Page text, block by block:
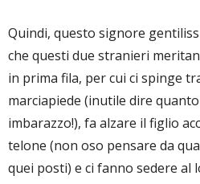
Quindi, questo signore
che questi due stranieri
in prima fila, per cui ci spinge
marciapiede (inutile dire
imbarazzo!), fa alzare il figlio
telone (non oso pensare da
quei posti) e ci fanno sedere